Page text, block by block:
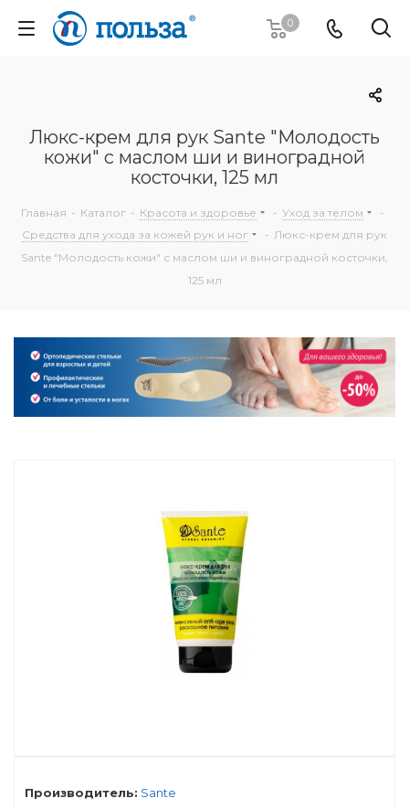
0
Люкс-крем для рук Sante "Молодость
кожи" с маслом ши и виноградной
косточки, 125 мл
Главная - Каталог - Красота и здоровье - Уход за телом
-
Средства для ухода за кожей рук и ног
- Люкс-крем для рук
Sante "Молодость кожи" с маслом ши и виноградной косточки,
125 мл
Производитель: Sante